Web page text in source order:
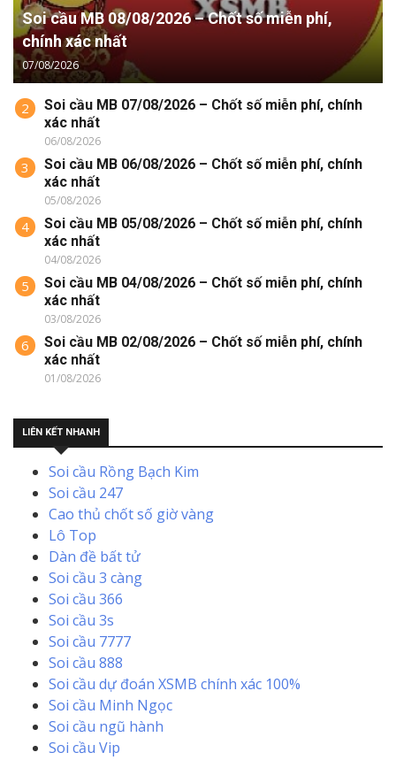
Soi cầu MB 08/08/2026 – Chốt số miễn phí,
chính xác nhất
07/08/2026
2
Soi cầu MB 07/08/2026 – Chốt số miễn phí, chính
xác nhất
06/08/2026
3
Soi cầu MB 06/08/2026 – Chốt số miễn phí, chính
xác nhất
05/08/2026
4
Soi cầu MB 05/08/2026 – Chốt số miễn phí, chính
xác nhất
04/08/2026
5
Soi cầu MB 04/08/2026 – Chốt số miễn phí, chính
xác nhất
03/08/2026
6
Soi cầu MB 02/08/2026 – Chốt số miễn phí, chính
xác nhất
01/08/2026
LIÊN KẾT NHANH
Soi cầu Rồng Bạch Kim
Soi cầu 247
Cao thủ chốt số giờ vàng
Lô Top
Dàn đề bất tử
Soi cầu 3 càng
Soi cầu 366
Soi cầu 3s
Soi cầu 7777
Soi cầu 888
Soi cầu dự đoán XSMB chính xác 100%
Soi cầu Minh Ngọc
Soi cầu ngũ hành
Soi cầu Vip